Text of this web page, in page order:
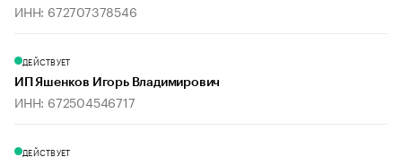
ИНН: 672707378546
ДЕЙСТВУЕТ
ИП Яшенков Игорь Владимирович
ИНН: 672504546717
ДЕЙСТВУЕТ